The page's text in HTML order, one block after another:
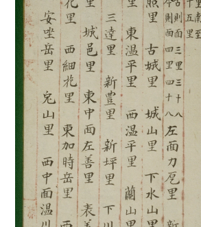
3
경기필하모닉오케스트라
북조선임시인민위원회
5
한명회
6
강수
7
법의학
색동회
9
색즉시공 공즉시색
10
세월호 참사